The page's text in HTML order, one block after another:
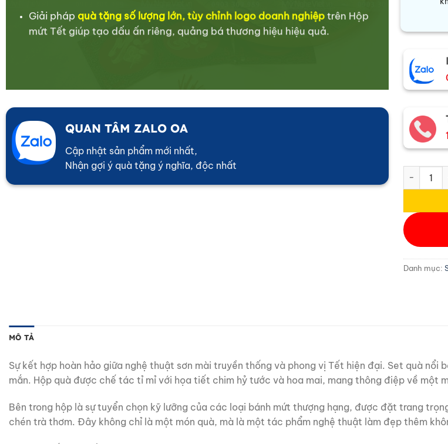
Giải pháp quà tặng số lượng lớn, tùy chỉnh logo doanh nghiệptrên Hộp
mứt Tết giúp tạo dấu ấn riêng, quảng bá thương hiệu hiệu quả.
QUAN TÂM ZALO OA
Cập nhật sản phẩm mới nhất,
Nhận gợi ý quà tặng ý nghĩa, độc nhất
Danh mục:
MÔ TẢ
Sự kết hợp hoàn hảo giữa nghệ thuật sơn mài truyền thống và phong vị Tết hiện đại. Set quà
mắn. Hộp quà được chế tác tỉ mỉ với họa tiết chim hỷ tước và hoa mai, mang thông điệp về một
Bên trong hộp là sự tuyển chọn kỹ lưỡng của các loại bánh mứt thượng hạng, được đặt trang
chén trà thơm. Đây không chỉ là một món quà, mà là một tác phẩm nghệ thuật làm đẹp thêm